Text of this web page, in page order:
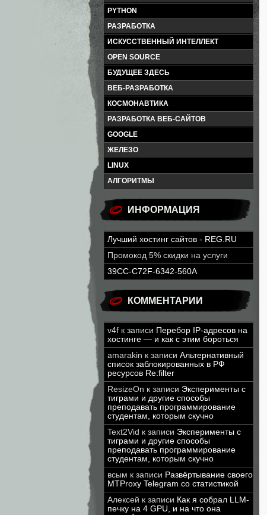
PYTHON
РАЗРАБОТКА
ИСКУССТВЕННЫЙ ИНТЕЛЛЕКТ
OPEN SOURCE
БУДУЩЕЕ ЗДЕСЬ
ВЕБ-РАЗРАБОТКА
КОСМОНАВТИКА
РАЗРАБОТКА ВЕБ-САЙТОВ
GOOGLE
ЖЕЛЕЗО
LINUX
АЛГОРИТМЫ
ИНФОРМАЦИЯ
Лучший хостинг сайтов - REG.RU
Промокод 5% скидки на услуги
39CC-C72F-6342-560A
КОММЕНТАРИИ
v4f к записи Перебор IP-адресов на
хостинге — и как с этим бороться
amarakin к записи Альтернативный
список заблокированных в РФ
ресурсов Re:filter
ResizeOn к записи Эксперименты с
тиграми и другие способы
преподавать программирование
студентам, которым скучно
Text2Vid к записи Эксперименты с
тиграми и другие способы
преподавать программирование
студентам, которым скучно
всым к записи Развёртывание своего
MTProxy Telegram со статистикой
Алексей к записи Как я собрал LLM-
печку на 4 GPU, и на что она